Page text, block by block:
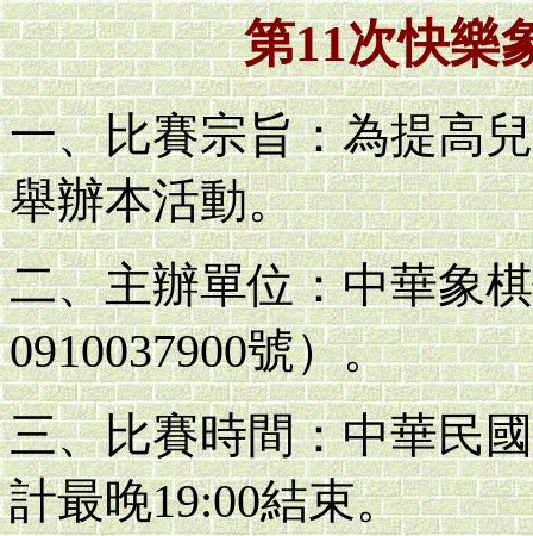
第11次快樂
一、比賽宗旨：為提高
舉辦本活動。
二、主辦單位：中華象
0910037900號）。
三、比賽時間：中華民
計最晚19:00結束。